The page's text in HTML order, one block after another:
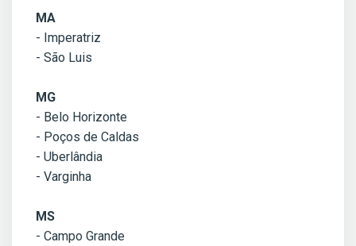
MA
- Imperatriz
- São Luis
MG
- Belo Horizonte
- Poços de Caldas
- Uberlândia
- Varginha
MS
- Campo Grande